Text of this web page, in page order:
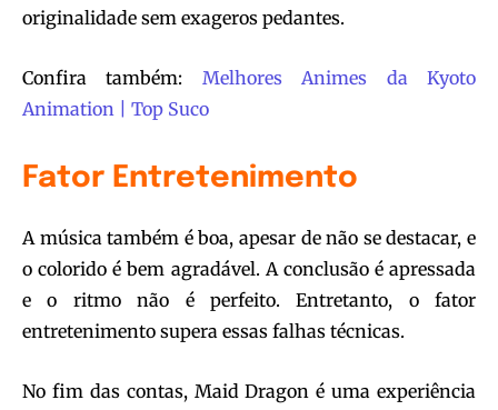
originalidade sem exageros pedantes.
Confira também: Melhores Animes da Kyoto
Animation | Top Suco
Fator Entretenimento
A música também é boa, apesar de não se destacar, e
o colorido é bem agradável. A conclusão é apressada
e o ritmo não é perfeito. Entretanto, o fator
entretenimento supera essas falhas técnicas.
No fim das contas, Maid Dragon é uma experiência